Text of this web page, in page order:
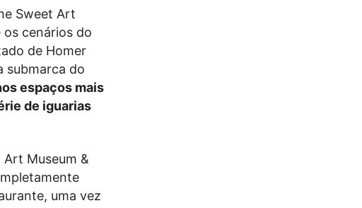
Sweet Art
cenários do
de Homer
submarca do
espaços mais
de iguarias
Museum &
uma vez